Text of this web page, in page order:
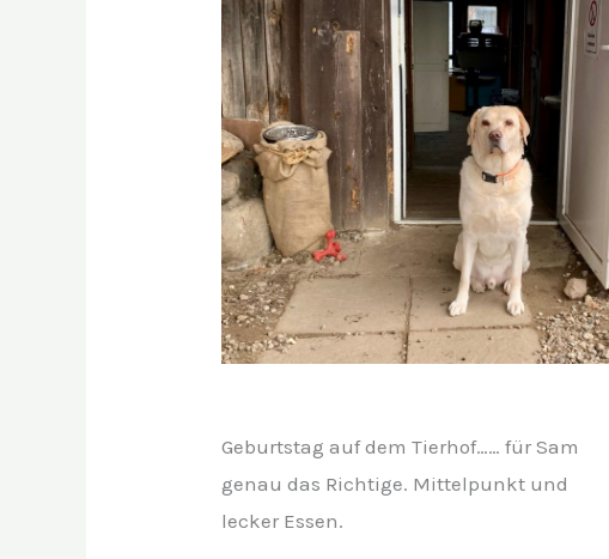
Geburtstag auf dem Tierhof…… für Sam
genau das Richtige. Mittelpunkt und
lecker Essen.